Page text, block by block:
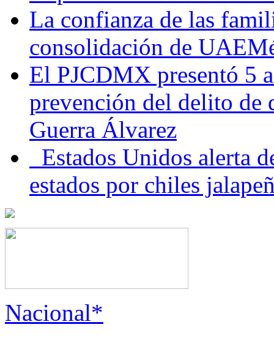
La confianza de las
consolidación de
El PJCDMX presentó 5
prevención del delito de
Guerra Álvarez
Estados Unidos alerta
estados por chiles
Nacional*